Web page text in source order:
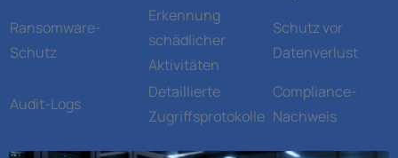
Ransomware-
Schutz
Erkennung
schädlicher
Aktivitäten
Schutz vor
Datenverlust
Audit-Logs
Detaillierte
Zugriffsprotokolle
Compliance-
Nachweis